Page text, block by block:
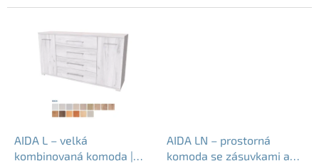
AIDA L – velká
kombinovaná komoda |
AIDA LN – prostorná
komoda se zásuvkami a